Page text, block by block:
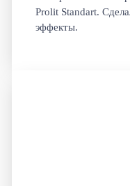
Prolit Standart.
эффекты.